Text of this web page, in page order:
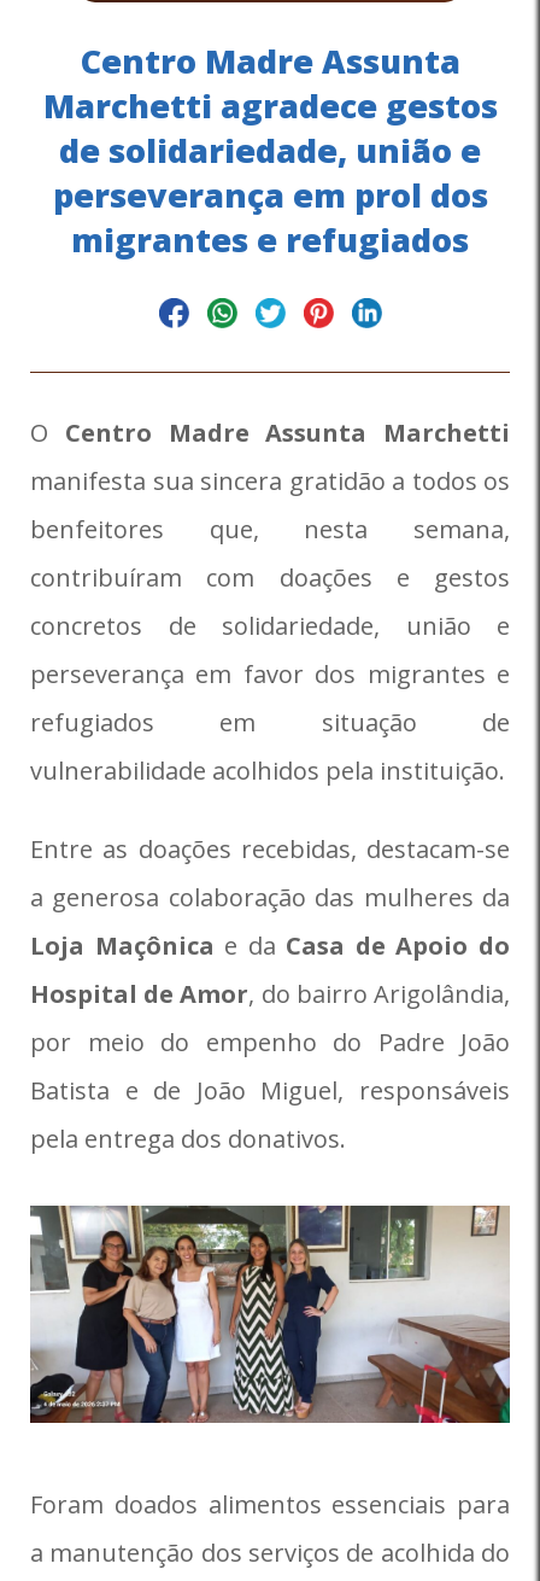
Centro Madre Assunta
Marchetti agradece gestos
de solidariedade, união e
perseverança em prol dos
migrantes e refugiados
O Centro Madre Assunta Marchetti
manifesta sua sincera gratidão a todos os
benfeitores que, nesta semana,
contribuíram com doações e gestos
concretos de solidariedade, união e
perseverança em favor dos migrantes e
refugiados em situação de
vulnerabilidade acolhidos pela instituição.
Entre as doações recebidas, destacam-se
a generosa colaboração das mulheres da
Loja Maçônica e da Casa de Apoio do
Hospital de Amor, do bairro Arigolândia,
por meio do empenho do Padre João
Batista e de João Miguel, responsáveis
pela entrega dos donativos.
Foram doados alimentos essenciais para
a manutenção dos serviços de acolhida do